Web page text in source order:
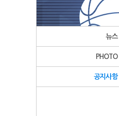
뉴스
PHOTO
공지사항